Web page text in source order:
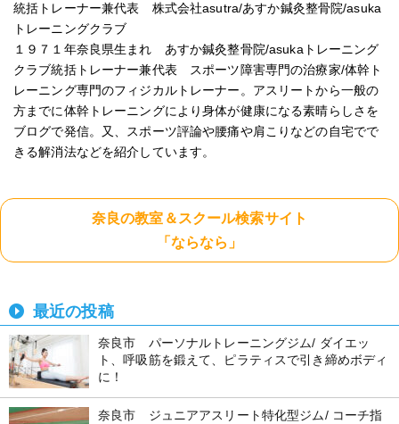
統括トレーナー兼代表 株式会社asutra/あすか鍼灸整骨院/asuka
トレーニングクラブ
１９７１年奈良県生まれ あすか鍼灸整骨院/asukaトレーニング
クラブ統括トレーナー兼代表 スポーツ障害専門の治療家/体幹ト
レーニング専門のフィジカルトレーナー。アスリートから一般の
方までに体幹トレーニングにより身体が健康になる素晴らしさを
ブログで発信。又、スポーツ評論や腰痛や肩こりなどの自宅でで
きる解消法などを紹介しています。
奈良の教室＆スクール検索サイト
「ならなら」
最近の投稿
奈良市 パーソナルトレーニングジム/ ダイエッ
ト、呼吸筋を鍛えて、ピラティスで引き締めボディ
に！
奈良市 ジュニアアスリート特化型ジム/ コーチ指